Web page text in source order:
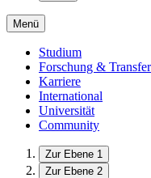
Menü
Studium
Forschung & Transfer
Karriere
International
Universität
Community
Zur Ebene 1
Zur Ebene 2